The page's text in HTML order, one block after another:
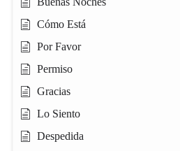
Cómo Está
Por Favor
Permiso
Gracias
Lo Siento
Despedida